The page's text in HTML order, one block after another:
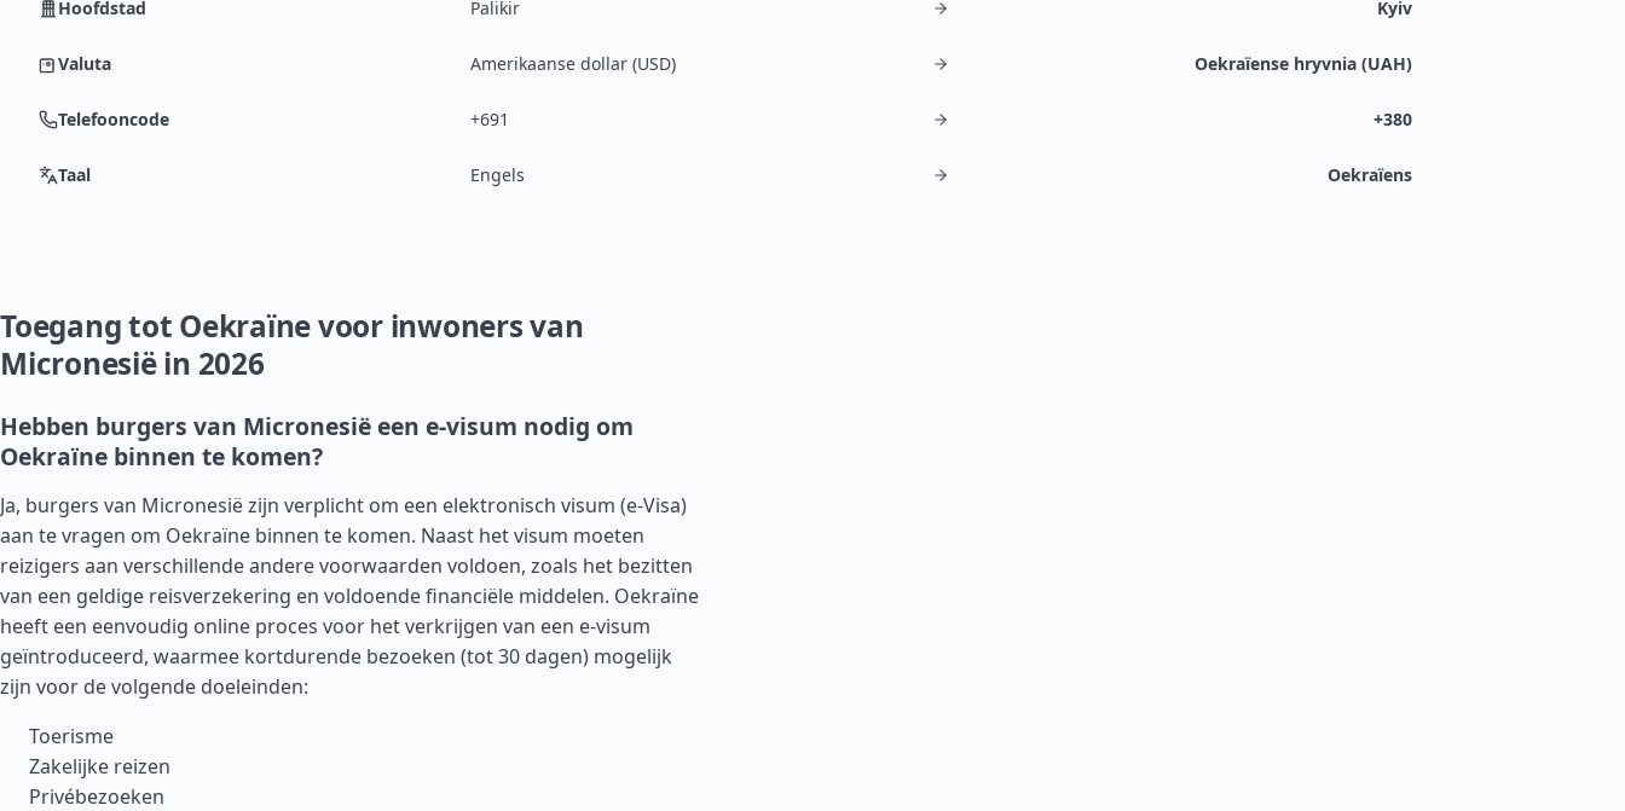
Hoofdstad Palikir Kyiv
Valuta Amerikaanse dollar (USD) Oekraïense hryvnia (UAH)
Telefooncode +691 +380
Taal Engels Oekraïens
Toegang tot Oekraïne voor inwoners van
Micronesië in 2026
Hebben burgers van Micronesië een e-visum nodig om
Oekraïne binnen te komen?
Ja, burgers van Micronesië zijn verplicht om een elektronisch visum (e-Visa)
aan te vragen om Oekraïne binnen te komen. Naast het visum moeten
reizigers aan verschillende andere voorwaarden voldoen, zoals het bezitten
van een geldige reisverzekering en voldoende financiële middelen. Oekraïne
heeft een eenvoudig online proces voor het verkrijgen van een e-visum
geïntroduceerd, waarmee kortdurende bezoeken (tot 30 dagen) mogelijk
zijn voor de volgende doeleinden:
Toerisme
Zakelijke reizen
Privébezoeken